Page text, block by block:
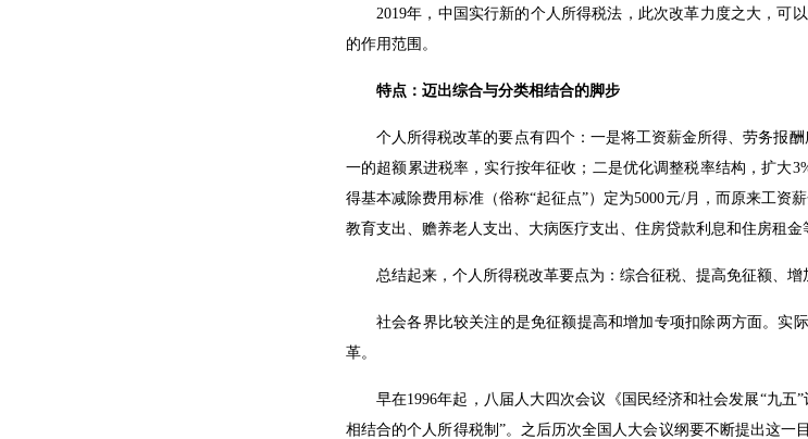
2019年，中国实行新的个人所得税法，此次改革力度之大，可
的作用范围。
特点：迈出综合与分类相结合的脚步
个人所得税改革的要点有四个：一是将工资薪金所得、劳务报
一的超额累进税率，实行按年征收；二是优化调整税率结构，扩大
得基本减除费用标准（俗称“起征点”）定为5000元/月，而原来工资
教育支出、赡养老人支出、大病医疗支出、住房贷款利息和住房租金
总结起来，个人所得税改革要点为：综合征税、提高免征额、增
社会各界比较关注的是免征额提高和增加专项扣除两方面。实
革。
早在1996年起，八届人大四次会议《国民经济和社会发展“九
相结合的个人所得税制”。之后历次全国人大会议纲要不断提出这